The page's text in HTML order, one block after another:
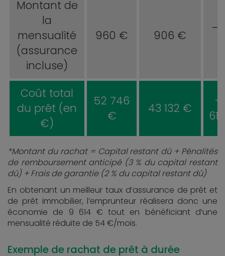
Montant de
la
mensualité
(assurance
incluse)
960 € 906 €
–
Coût total
du prêt (en
€)
52 746
€
43 132 €
–
*Montant du rachat = Capital restant dû + Pénalités
de remboursement anticipé (3 % du capital restant
dû) + Frais de garantie (2 % du capital restant dû)
En obtenant un meilleur taux d’assurance de prêt et
de prêt immobilier, l’emprunteur réalisera donc une
économie de 9 614 € tout en bénéficiant d’une
mensualité réduite de 54 €/mois.
Exemple de rachat de prêt à durée